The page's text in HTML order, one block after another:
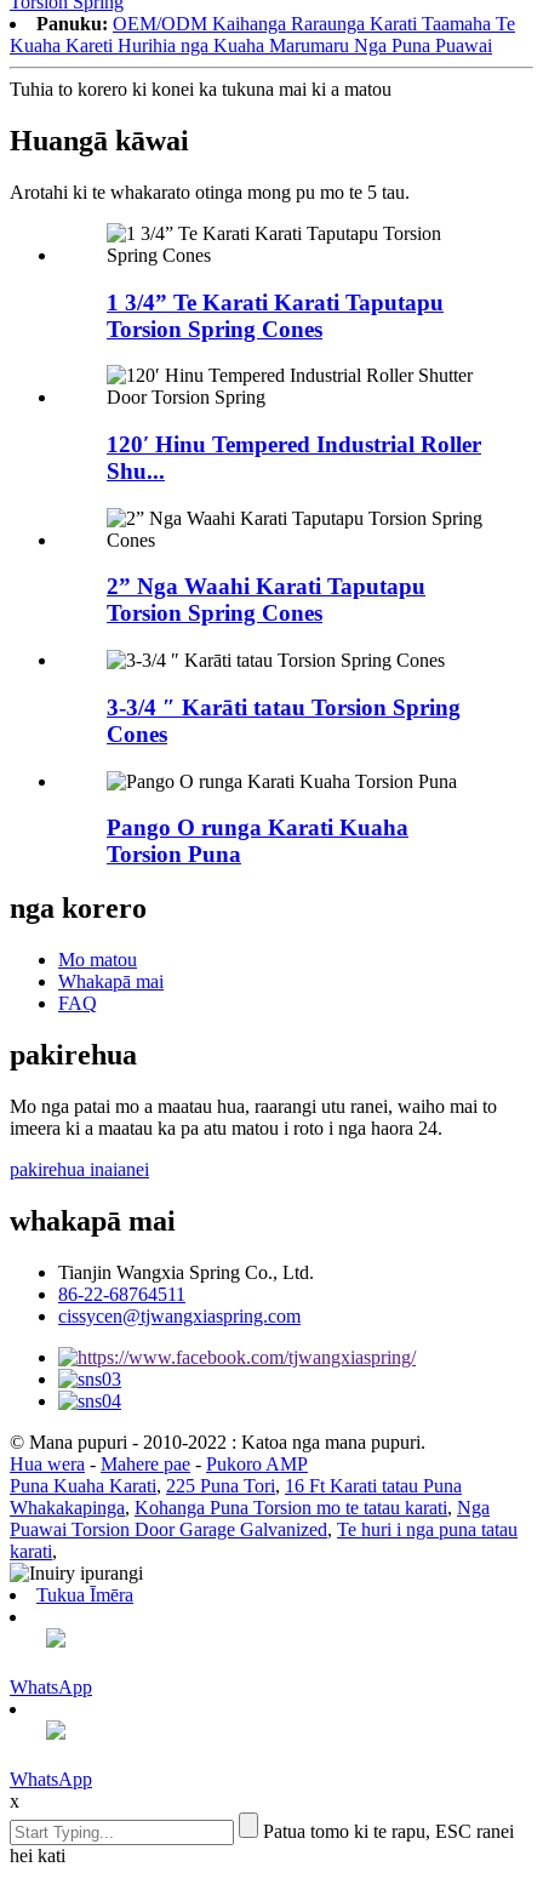
Panuku: OEM/ODM Kaihanga Raraunga Karati Taamaha Te
Kuaha Kareti Hurihia nga Kuaha Marumaru Nga Puna Puawai
Tuhia to korero ki konei ka tukuna mai ki a matou
Huangā kāwai
Arotahi ki te whakarato otinga mong pu mo te 5 tau.
1 3/4” Te Karati Karati Taputapu
Torsion Spring Cones
120′ Hinu Tempered Industrial Roller
Shu...
2” Nga Waahi Karati Taputapu
Torsion Spring Cones
3-3/4 ″ Karāti tatau Torsion Spring
Cones
Pango O runga Karati Kuaha
Torsion Puna
nga korero
Mo matou
Whakapā mai
FAQ
pakirehua
Mo nga patai mo a maatau hua, raarangi utu ranei, waiho mai to
imeera ki a maatau ka pa atu matou i roto i nga haora 24.
pakirehua inaianei
whakapā mai
Tianjin Wangxia Spring Co., Ltd.
86-22-68764511
cissycen@tjwangxiaspring.com
© Mana pupuri - 2010-2022 : Katoa nga mana pupuri.
Hua wera - Mahere pae - Pukoro AMP
Puna Kuaha Karati, 225 Puna Tori, 16 Ft Karati tatau Puna
Whakakapinga, Kohanga Puna Torsion mo te tatau karati, Nga
Puawai Torsion Door Garage Galvanized, Te huri i nga puna tatau
karati,
Tukua Īmēra
WhatsApp
WhatsApp
x
Patua tomo ki te rapu, ESC ranei
hei kati